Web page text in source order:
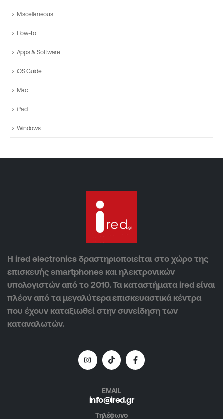
Miscellaneous
How-To
Apps & Software
iOS Guide
Mac
iPad
Windows
Η ired electronics δραστηριοποιείται στο χώρο της
επισκευής smartphones και ηλεκτρονικών
υπολογιστών από το 2010. Τα καταστήματα ired είναι
πλέον από τα μεγαλύτερα επισκευαστικά κέντρα
που έχουν καταξιωθεί στην συνείδηση των
καταναλωτών.
EMAIL
info@ired.gr
Τηλέφωνο